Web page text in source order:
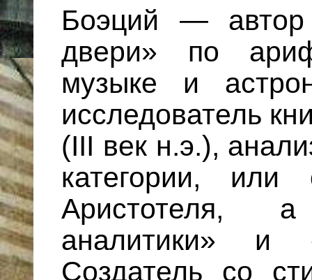
Боэций — aвтор
двери» по
музыке и
исследователь
(III век н.э.),
категории, или
Аристотеля,
аналитики» и
Создатель со